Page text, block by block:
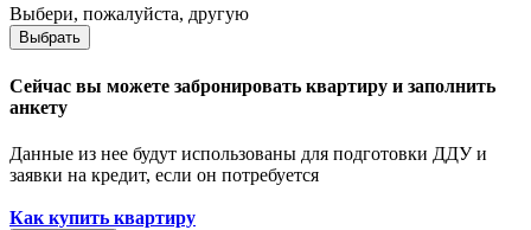
Выбери, пожалуйста, другую
Выбрать
Сейчас вы можете забронировать квартиру и заполнить
анкету
Данные из нее будут использованы для подготовки ДДУ и
заявки на кредит, если он потребуется
Как купить квартиру